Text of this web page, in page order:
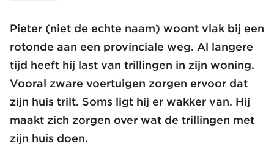
Pieter (niet de echte naam) woont vlak bij een
rotonde aan een provinciale weg. Al langere
tijd heeft hij last van trillingen in zijn woning.
Vooral zware voertuigen zorgen ervoor dat
zijn huis trilt. Soms ligt hij er wakker van. Hij
maakt zich zorgen over wat de trillingen met
zijn huis doen.